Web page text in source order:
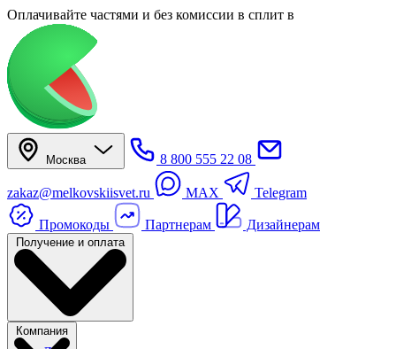
Оплачивайте частями и без комиссии в сплит в
Москва 8 800 555 22 08
zakaz@melkovskiisvet.ru MAX Telegram
Промокоды Партнерам Дизайнерам
Получение и оплата
Компания